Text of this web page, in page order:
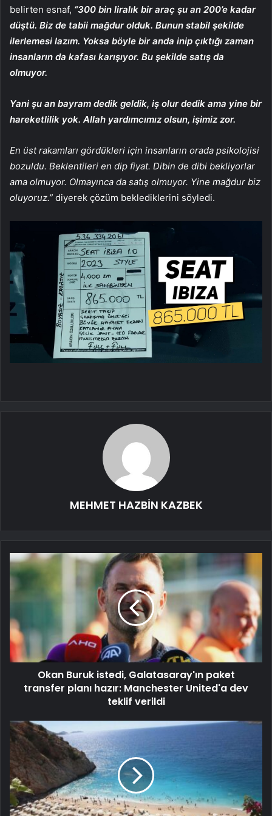
belirten esnaf, “300 bin liralık bir araç şu an 200’e kadar
düştü. Biz de tabii mağdur olduk. Bunun stabil şekilde
ilerlemesi lazım. Yoksa böyle bir anda inip çıktığı zaman
insanların da kafası karışıyor. Bu şekilde satış da
olmuyor.
Yani şu an bayram dedik geldik, iş olur dedik ama yine bir
hareketlilik yok. Allah yardımcımız olsun, işimiz zor.
En üst rakamları gördükleri için insanların orada psikolojisi
bozuldu. Beklentileri en dip fiyat. Dibin de dibi bekliyorlar
ama olmuyor. Olmayınca da satış olmuyor. Yine mağdur biz
oluyoruz.” diyerek çözüm beklediklerini söyledi.
MEHMET HAZBİN KAZBEK
Okan Buruk istedi, Galatasaray'ın paket
transfer planı hazır: Manchester United'a dev
teklif verildi